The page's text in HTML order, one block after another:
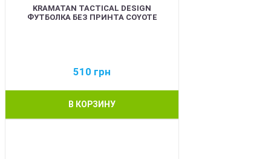
KRAMATAN TACTICAL DESIGN
ФУТБОЛКА БЕЗ ПРИНТА COYOTE
510 грн
В КОРЗИНУ